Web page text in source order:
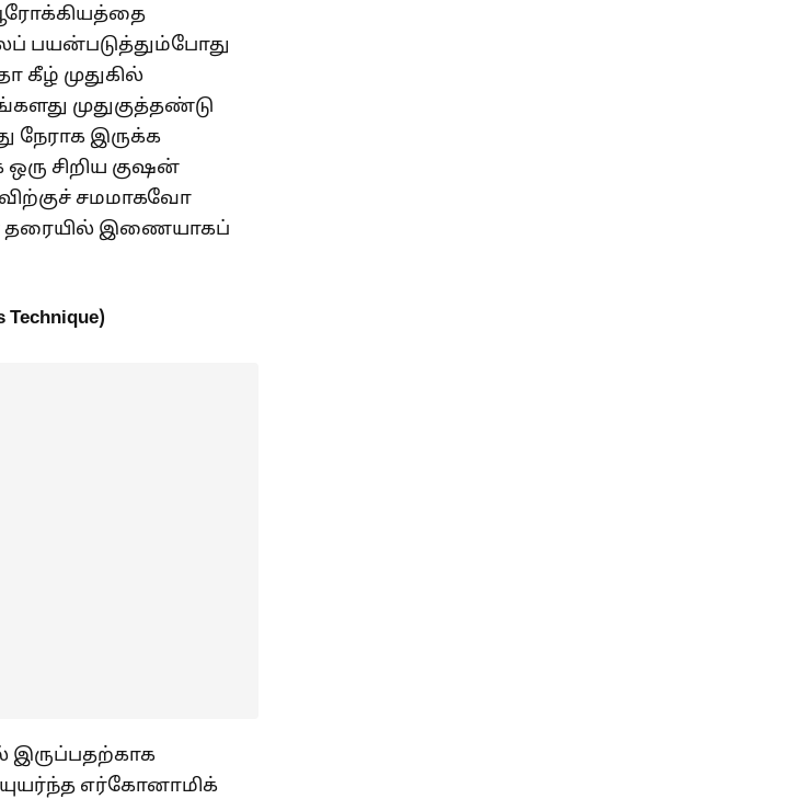
பயன்படுத்தும்போது
முதுகில்
முதுகுத்தண்டு
நேராக இருக்க
சிறிய குஷன்
சமமாகவோ
தரையில் இணையாகப்
இருப்பதற்காக
எர்கோனாமிக்